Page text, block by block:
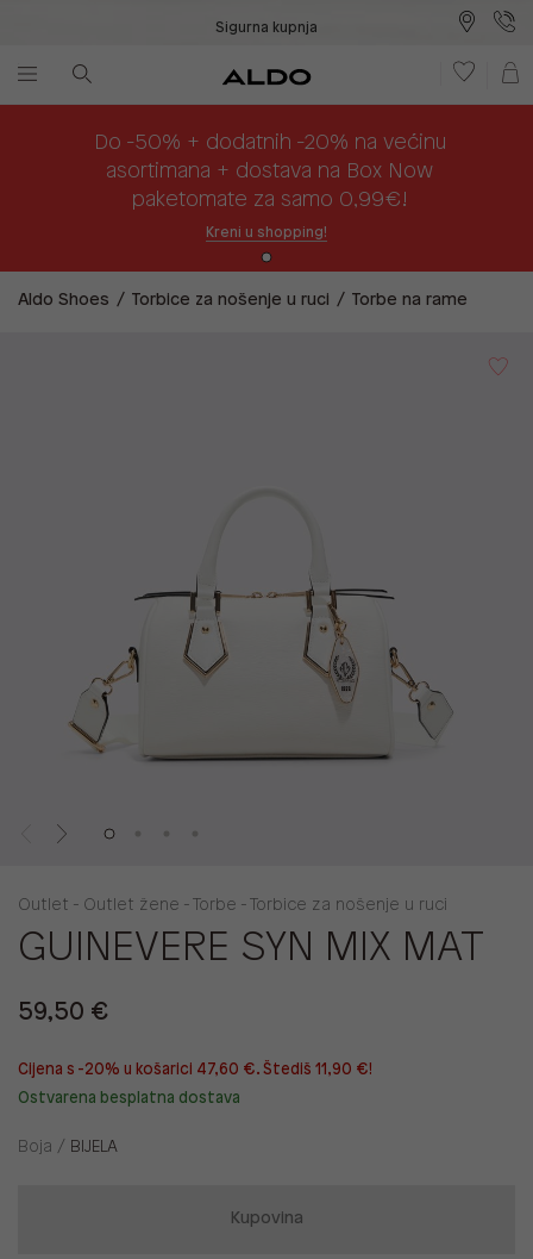
Sigurna kupnja
Do -50% + dodatnih -20% na većinu
asortimana + dostava na Box Now
paketomate za samo 0,99€!
Kreni u shopping!
Aldo Shoes Torbice za nošenje u ruci Torbe na rame
Outlet - Outlet žene - Torbe - Torbice za nošenje u ruci
GUINEVERE SYN MIX MAT
59,50 €
Cijena s -20% u košarici 47,60 €. Štediš 11,90 €!
Ostvarena besplatna dostava
Boja / BIJELA
Kupovina